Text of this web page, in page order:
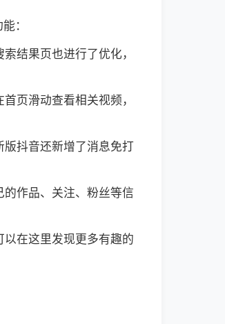
：
结果页也进行了优化，
页滑动查看相关视频，
抖音还新增了消息免打
作品、关注、粉丝等信
在这里发现更多有趣的